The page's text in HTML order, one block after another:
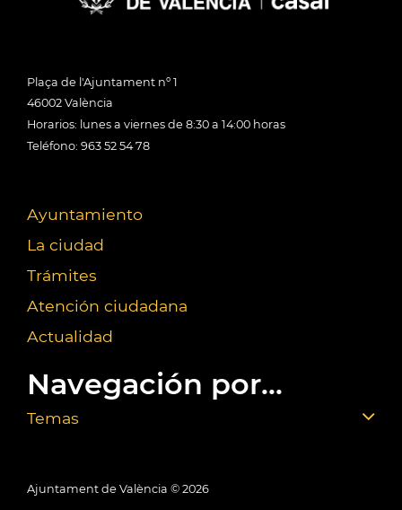
Plaça de l'Ajuntament nº 1
46002 València
Horarios: lunes a viernes de 8:30 a 14:00 horas
Teléfono: 963 52 54 78
Ayuntamiento
La ciudad
Trámites
Atención ciudadana
Actualidad
Navegación por...
Temas
Ajuntament de València © 2026